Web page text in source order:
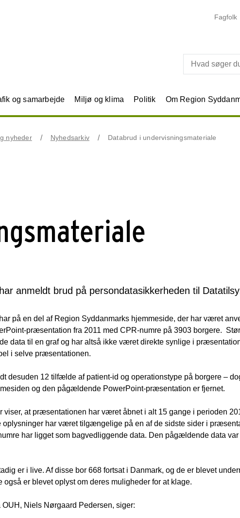
Fagfolk
og samarbejde Miljø og klima Politik Om Region
nyheder Nyhedsarkiv Databrud i undervisningsmateriale
anmeldt brud på persondatasikkerheden til
på en del af Region Syddanmarks hjemmeside, der har været
præsentation fra 2011 med CPR-numre på 3903 borgere.
data til en graf og har altså ikke været direkte synlige i
i selve præsentationen.
desuden 12 tilfælde af patient-id og operationstype på borgere –
og den pågældende PowerPoint-præsentation er fjernet.
viser, at præsentationen har været åbnet i alt 15 gange i perioden
oplysninger har været tilgængelige på en af de sidste sider i
har ligget som bagvedliggende data. Den pågældende data
er i live. Af disse bor 668 fortsat i Danmark, og de er blevet
er blevet oplyst om deres muligheder for at klage.
Niels Nørgaard Pedersen, siger: